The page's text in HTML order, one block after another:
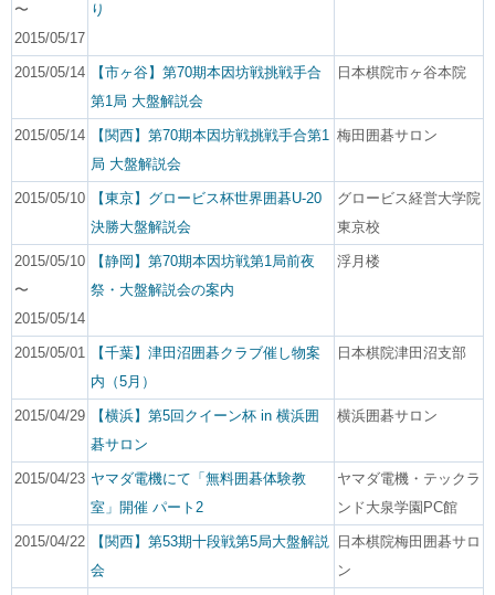
〜
2015/05/17
り
2015/05/14
【市ヶ谷】第70期本因坊戦挑戦手合
第1局 大盤解説会
日本棋院市ヶ谷本院
2015/05/14
【関西】第70期本因坊戦挑戦手合第1
局 大盤解説会
梅田囲碁サロン
2015/05/10
【東京】グロービス杯世界囲碁U-20
決勝大盤解説会
グロービス経営大学院
東京校
2015/05/10
〜
2015/05/14
【静岡】第70期本因坊戦第1局前夜
祭・大盤解説会の案内
浮月楼
2015/05/01
【千葉】津田沼囲碁クラブ催し物案
内（5月）
日本棋院津田沼支部
2015/04/29
【横浜】第5回クイーン杯 in 横浜囲
碁サロン
横浜囲碁サロン
2015/04/23 ヤマダ電機にて「無料囲碁体験教
室」開催 パート2
ヤマダ電機・テックラ
ンド大泉学園PC館
2015/04/22
【関西】第53期十段戦第5局大盤解説
会
日本棋院梅田囲碁サロ
ン